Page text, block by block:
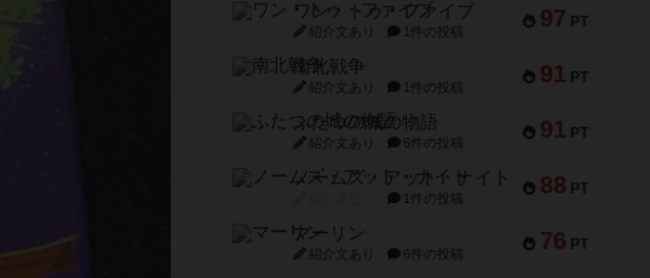
97 PT
ワン・トゥ・ファイブ
紹介文あり 1件の投稿
91 PT
南北戦争
紹介文あり 1件の投稿
91 PT
ふたつの城の物語
紹介文あり 6件の投稿
88 PT
ノームズ・アット・ナイト
1件の投稿
76 PT
マーリン
紹介文あり 6件の投稿